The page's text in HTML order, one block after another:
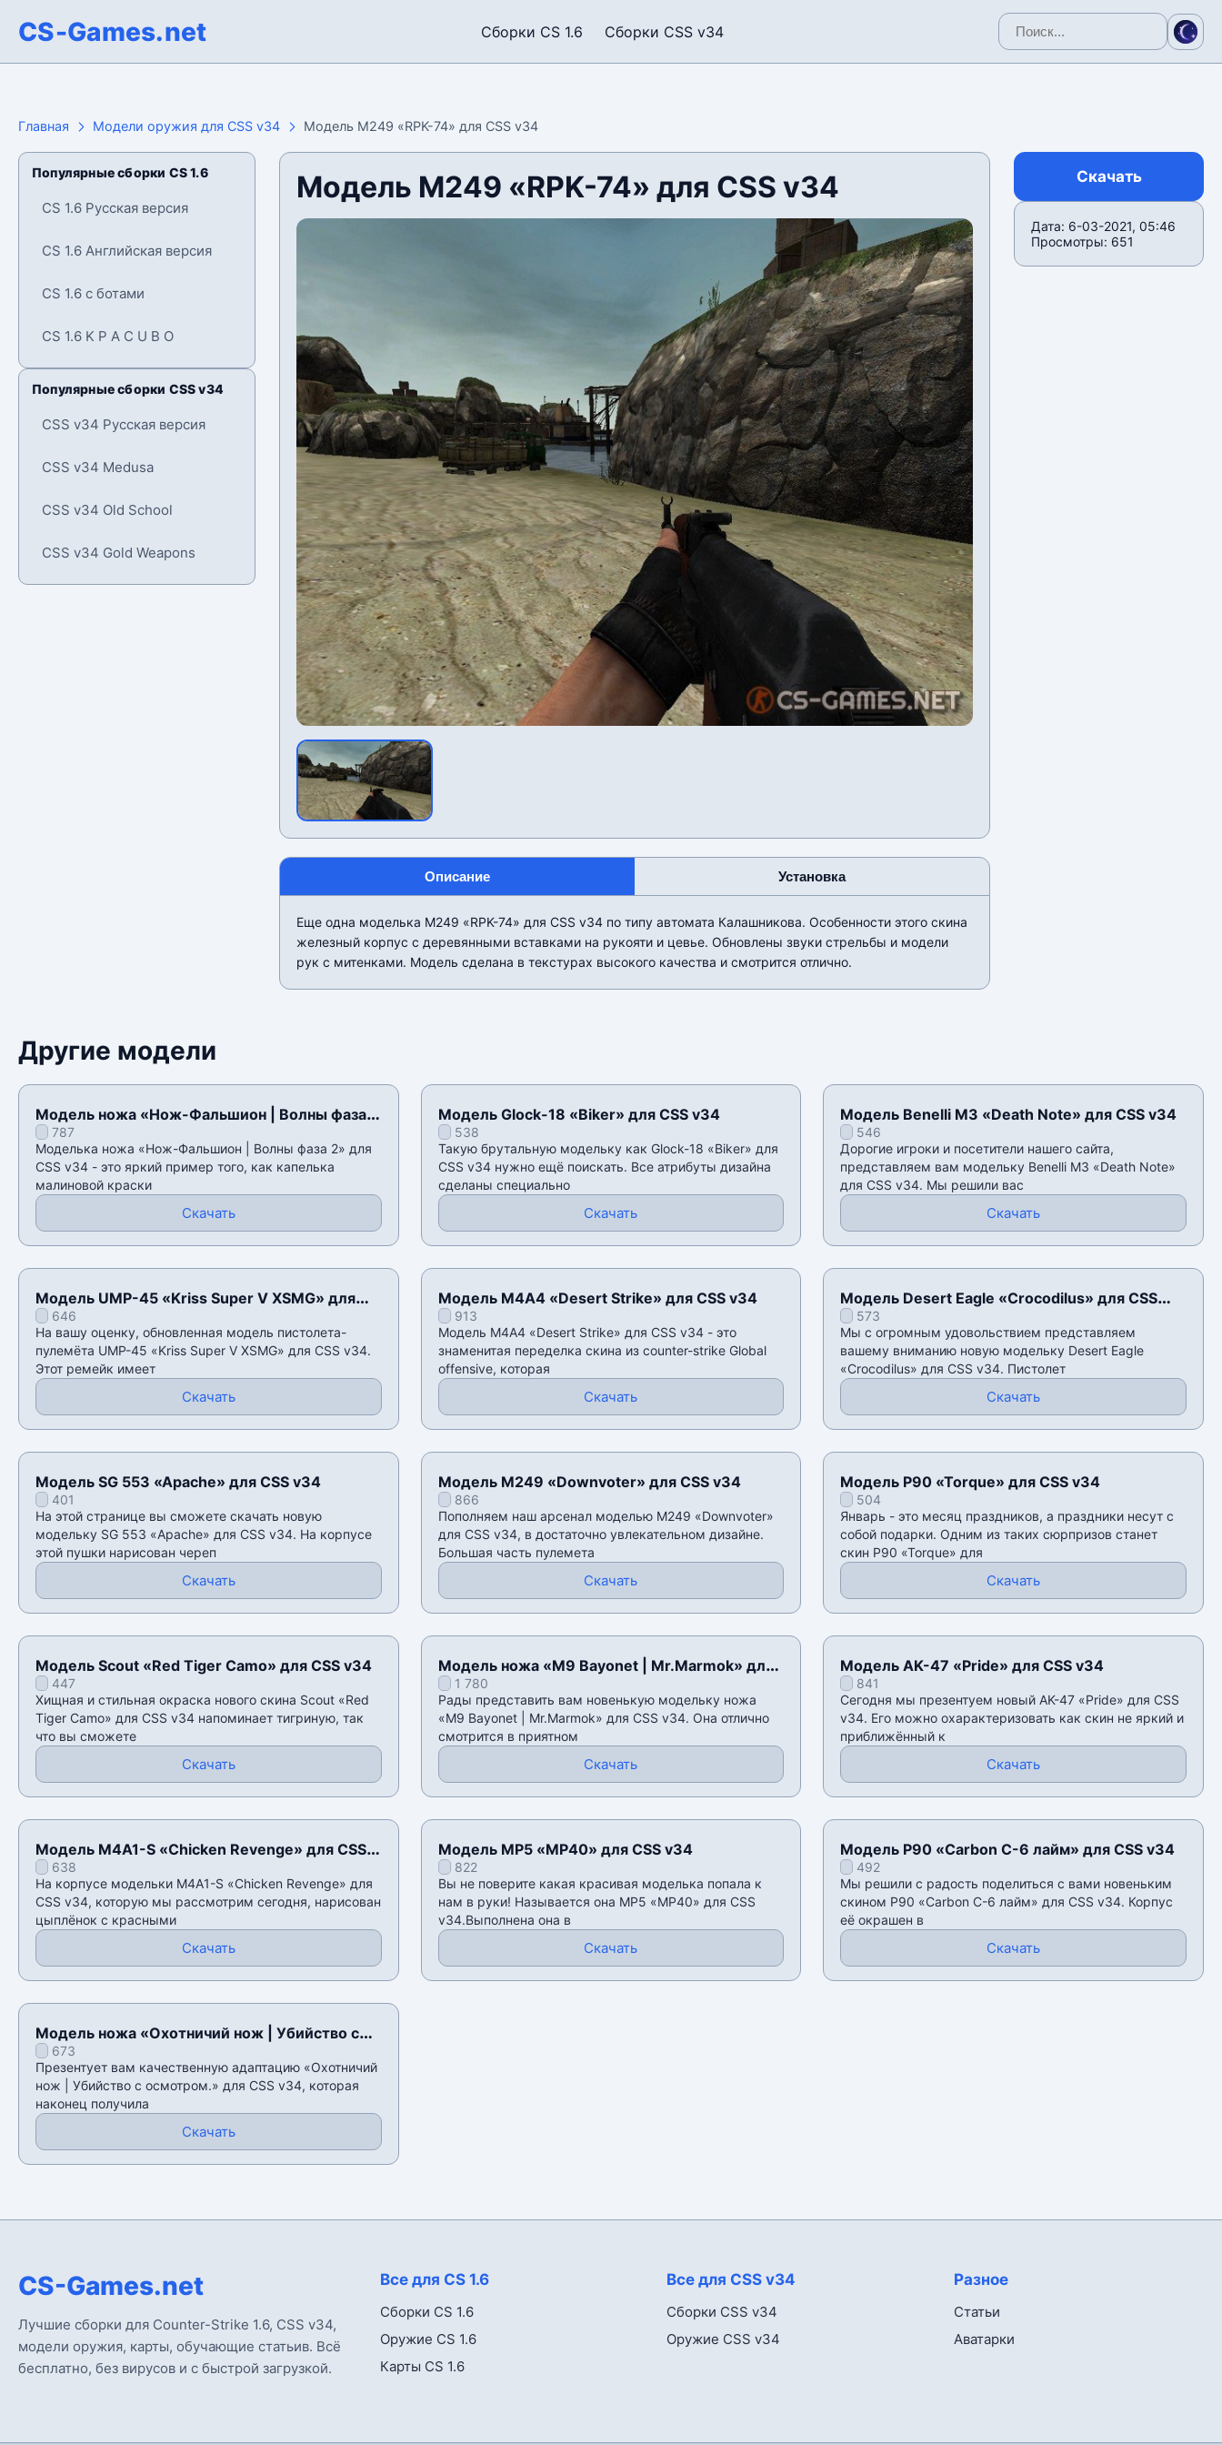
CS-Games.net Сборки CS 1.6 Сборки CSS v34
Главная Модели оружия для CSS v34 Модель M249 «RPK-74» для CSS v34
Популярные сборки CS 1.6
CS 1.6 Русская версия
CS 1.6 Английская версия
CS 1.6 с ботами
CS 1.6 K P A C U B O
Популярные сборки CSS v34
CSS v34 Русская версия
CSS v34 Medusa
CSS v34 Old School
CSS v34 Gold Weapons
Модель M249 «RPK-74» для CSS v34
Описание Установка
Еще одна моделька M249 «RPK-74» для CSS v34 по типу автомата Калашникова. Особенности этого скина
железный корпус с деревянными вставками на рукояти и цевье. Обновлены звуки стрельбы и модели
рук с митенками. Модель сделана в текстурах высокого качества и смотрится отлично.
Скачать
Дата: 6-03-2021, 05:46
Просмотры: 651
Другие модели
Модель ножа «Нож-Фальшион | Волны фаза
2» для CSS v34
787
Моделька ножа «Нож-Фальшион | Волны фаза 2» для
CSS v34 - это яркий пример того, как капелька
малиновой краски
Скачать
Модель Glock-18 «Biker» для CSS v34
538
Такую брутальную модельку как Glock-18 «Biker» для
CSS v34 нужно ещё поискать. Все атрибуты дизайна
сделаны специально
Скачать
Модель Benelli M3 «Death Note» для CSS v34
546
Дорогие игроки и посетители нашего сайта,
представляем вам модельку Benelli M3 «Death Note»
для CSS v34. Мы решили вас
Скачать
Модель UMP-45 «Kriss Super V XSMG» для
CSS v34
646
На вашу оценку, обновленная модель пистолета-
пулемёта UMP-45 «Kriss Super V XSMG» для CSS v34.
Этот ремейк имеет
Скачать
Модель М4А4 «Desert Strike» для CSS v34
913
Модель М4А4 «Desert Strike» для CSS v34 - это
знаменитая переделка скина из counter-strike Global
offensive, которая
Скачать
Модель Desert Eagle «Crocodilus» для CSS
v34573
Мы с огромным удовольствием представляем
вашему вниманию новую модельку Desert Eagle
«Crocodilus» для CSS v34. Пистолет
Скачать
Модель SG 553 «Apache» для CSS v34
401
На этой странице вы сможете скачать новую
модельку SG 553 «Apache» для CSS v34. На корпусе
этой пушки нарисован череп
Скачать
Модель M249 «Downvoter» для CSS v34
866
Пополняем наш арсенал моделью M249 «Downvoter»
для CSS v34, в достаточно увлекательном дизайне.
Большая часть пулемета
Скачать
Модель P90 «Torque» для CSS v34
504
Январь - это месяц праздников, а праздники несут с
собой подарки. Одним из таких сюрпризов станет
скин P90 «Torque» для
Скачать
Модель Scout «Red Tiger Camo» для CSS v34
447
Хищная и стильная окраска нового скина Scout «Red
Tiger Camo» для CSS v34 напоминает тигриную, так
что вы сможете
Скачать
Модель ножа «M9 Bayonet | Mr.Marmok» для
CSS v34
1 780
Рады представить вам новенькую модельку ножа
«M9 Bayonet | Mr.Marmok» для CSS v34. Она отлично
смотрится в приятном
Скачать
Модель AK-47 «Pride» для CSS v34
841
Сегодня мы презентуем новый AK-47 «Pride» для CSS
v34. Его можно охарактеризовать как скин не яркий и
приближëнный к
Скачать
Модель M4A1-S «Chicken Revenge» для CSS
v34638
На корпусе модельки M4A1-S «Chicken Revenge» для
CSS v34, которую мы рассмотрим сегодня, нарисован
цыплëнок с красными
Скачать
Модель MP5 «MP40» для CSS v34
822
Вы не поверите какая красивая моделька попала к
нам в руки! Называется она MP5 «MP40» для CSS
v34.Выполнена она в
Скачать
Модель P90 «Carbon C-6 лайм» для CSS v34
492
Мы решили с радость поделиться с вами новеньким
скином P90 «Carbon C-6 лайм» для CSS v34. Корпус
её окрашен в
Скачать
Модель ножа «Охотничий нож | Убийство с
осмотром.» для CSS v34
673
Презентует вам качественную адаптацию «Охотничий
нож | Убийство с осмотром.» для CSS v34, которая
наконец получила
Скачать
CS-Games.net
Лучшие сборки для Counter-Strike 1.6, CSS v34,
модели оружия, карты, обучающие статьив. Всё
бесплатно, без вирусов и с быстрой загрузкой.
Все для CS 1.6
Сборки CS 1.6
Оружие CS 1.6
Карты CS 1.6
Все для CSS v34
Сборки CSS v34
Оружие CSS v34
Разное
Статьи
Аватарки